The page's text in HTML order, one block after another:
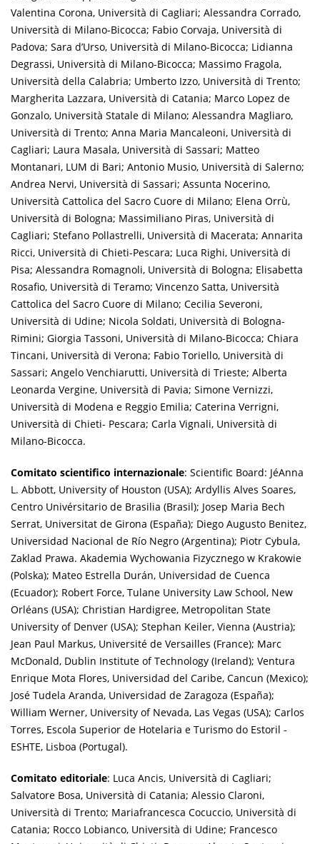
Valentina Corona, Università di Cagliari; Alessandra Corrado,
Università di Milano-Bicocca; Fabio Corvaja, Università di
Padova; Sara d’Urso, Università di Milano-Bicocca; Lidianna
Degrassi, Università di Milano-Bicocca; Massimo Fragola,
Università della Calabria; Umberto Izzo, Università di Trento;
Margherita Lazzara, Università di Catania; Marco Lopez de
Gonzalo, Università Statale di Milano; Alessandra Magliaro,
Università di Trento; Anna Maria Mancaleoni, Università di
Cagliari; Laura Masala, Università di Sassari; Matteo
Montanari, LUM di Bari; Antonio Musio, Università di Salerno;
Andrea Nervi, Università di Sassari; Assunta Nocerino,
Università Cattolica del Sacro Cuore di Milano; Elena Orrù,
Università di Bologna; Massimiliano Piras, Università di
Cagliari; Stefano Pollastrelli, Università di Macerata; Annarita
Ricci, Università di Chieti-Pescara; Luca Righi, Università di
Pisa; Alessandra Romagnoli, Università di Bologna; Elisabetta
Rosafio, Università di Teramo; Vincenzo Satta, Università
Cattolica del Sacro Cuore di Milano; Cecilia Severoni,
Università di Udine; Nicola Soldati, Università di Bologna-
Rimini; Giorgia Tassoni, Università di Milano-Bicocca; Chiara
Tincani, Università di Verona; Fabio Toriello, Università di
Sassari; Angelo Venchiarutti, Università di Trieste; Alberta
Leonarda Vergine, Università di Pavia; Simone Vernizzi,
Università di Modena e Reggio Emilia; Caterina Verrigni,
Università di Chieti- Pescara; Carla Vignali, Università di
Milano-Bicocca.
Comitato scientifico internazionale: Scientific Board: JéAnna
L. Abbott, University of Houston (USA); Ardyllis Alves Soares,
Centro Univérsitario de Brasilia (Brasil); Josep Maria Bech
Serrat, Universitat de Girona (España); Diego Augusto Benitez,
Universidad Nacional de Río Negro (Argentina); Piotr Cybula,
Zaklad Prawa. Akademia Wychowania Fizycznego w Krakowie
(Polska); Mateo Estrella Durán, Universidad de Cuenca
(Ecuador); Robert Force, Tulane University Law School, New
Orléans (USA); Christian Hardigree, Metropolitan State
University of Denver (USA); Stephan Keiler, Vienna (Austria);
Jean Paul Markus, Université de Versailles (France); Marc
McDonald, Dublin Institute of Technology (Ireland); Ventura
Enrique Mota Flores, Universidad del Caribe, Cancun (Mexico);
José Tudela Aranda, Universidad de Zaragoza (España);
William Werner, University of Nevada, Las Vegas (USA); Carlos
Torres, Escola Superior de Hotelaria e Turismo do Estoril -
ESHTE, Lisboa (Portugal).
Comitato editoriale: Luca Ancis, Università di Cagliari;
Salvatore Bosa, Università di Catania; Alessio Claroni,
Università di Trento; Mariafrancesca Cocuccio, Università di
Catania; Rocco Lobianco, Università di Udine; Francesco